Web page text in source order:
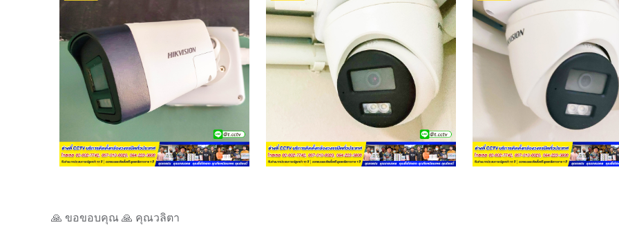
🙏 ขอขอบคุณ 🙏 คุณวลิตา